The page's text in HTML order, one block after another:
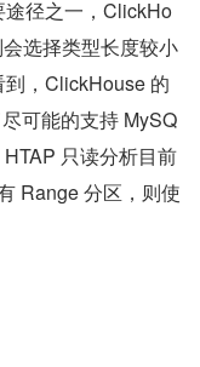
径之一，ClickHo
选择类型长度较小
，ClickHouse 的
可能的支持 MySQ
只读分析目前
Range 分区，则使